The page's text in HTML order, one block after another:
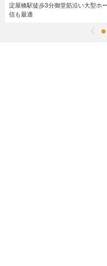
淀屋橋駅徒歩3分御堂筋沿い大型ホ
信も最適